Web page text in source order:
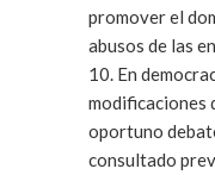
promover el
abusos de las
10. En
modificaciones
oportuno
consultado